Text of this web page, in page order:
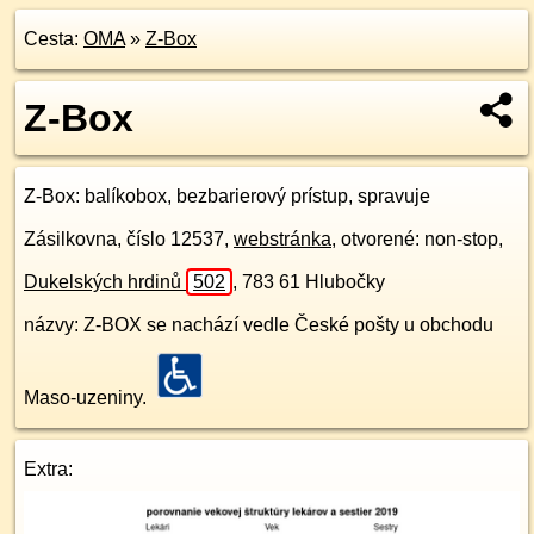
Cesta: OMA» Z-Box
Z-Box
Z-Box: balíkobox, bezbarierový prístup, spravuje
Zásilkovna, číslo 12537, webstránka, otvorené: non-stop,
Dukelských hrdinů 502 , 783 61 Hlubočky
názvy: Z-BOX se nachází vedle České pošty u obchodu
Maso-uzeniny.
Extra: